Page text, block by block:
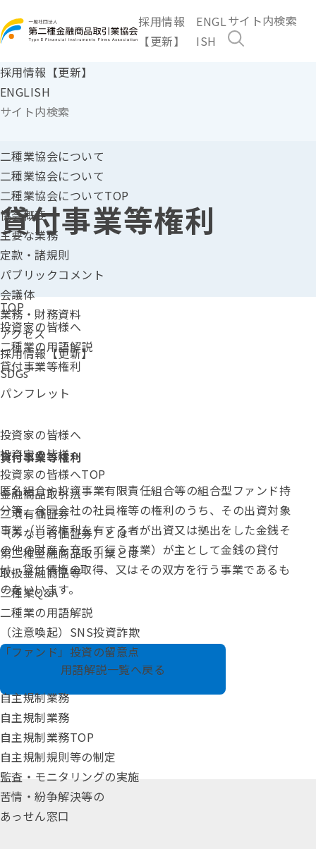
採用情報
【更新】
ENGL
ISH
採用情報【更新】
ENGLISH
二種業協会について
二種業協会について
二種業協会についてTOP
協会概要
主要な業務
定款・諸規則
パブリックコメント
会議体
業務・財務資料
アクセス
採用情報【更新】
SDGs
パンフレット
投資家の皆様へ
投資家の皆様へ
投資家の皆様へTOP
金融商品取引法
二項有価証券
（みなし有価証券）とは
第二種金融商品取引業とは
取扱金融商品等
二種業Q&A
二種業の用語解説
（注意喚起）SNS投資詐欺
「ファンド」投資の留意点
自主規制業務
自主規制業務
自主規制業務TOP
自主規制規則等の制定
監査・モニタリングの実施
苦情・紛争解決等の
あっせん窓口
貸付事業等権利
TOP
投資家の皆様へ
二種業の用語解説
貸付事業等権利
貸付事業等権利
匿名組合や投資事業有限責任組合等の組合型ファンド持
分等、合同会社の社員権等の権利のうち、その出資対象
事業（当該権利を有する者が出資又は拠出をした金銭そ
の他の財産を充てて行う事業）が主として金銭の貸付
け、貸付債権の取得、又はその双方を行う事業であるも
のをいいます。
用語解説一覧へ戻る